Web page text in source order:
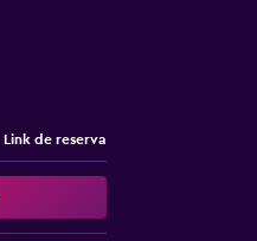
Link de reserva